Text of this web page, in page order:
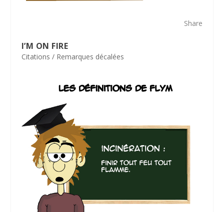
Share
I’M ON FIRE
Citations / Remarques décalées